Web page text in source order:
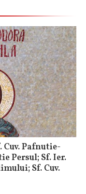
Cuv. Pafnutie-
Persul; Sf. Ier.
Sf. Cuv.